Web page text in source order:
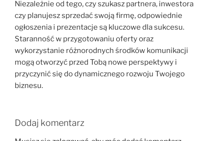
Niezależnie od tego, czy szukasz partnera, inwestora
czy planujesz sprzedać swoją firmę, odpowiednie
ogłoszenia i prezentacje są kluczowe dla sukcesu.
Staranność w przygotowaniu oferty oraz
wykorzystanie różnorodnych środków komunikacji
mogą otworzyć przed Tobą nowe perspektywy i
przyczynić się do dynamicznego rozwoju Twojego
biznesu.
Dodaj komentarz